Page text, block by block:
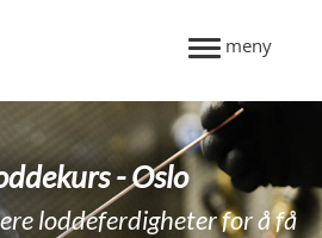
meny
- Oslo
loddeferdigheter for å få